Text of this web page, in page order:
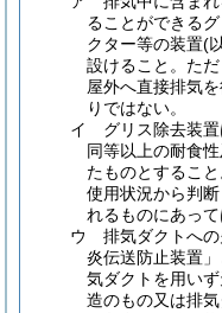
ることができる
クター等の装置(
設けること。 た
屋外へ直接排気
りではない。
イ
グリス除去装
同等以上の耐食
たものとすること
使用状況から判
れるものにあって
ウ
排気ダクトへ
炎伝送防止装置
気ダクトを用い
造のもの又は排